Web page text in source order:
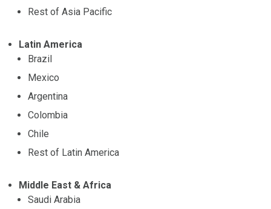
Rest of Asia Pacific
Latin America
Brazil
Mexico
Argentina
Colombia
Chile
Rest of Latin America
Middle East & Africa
Saudi Arabia